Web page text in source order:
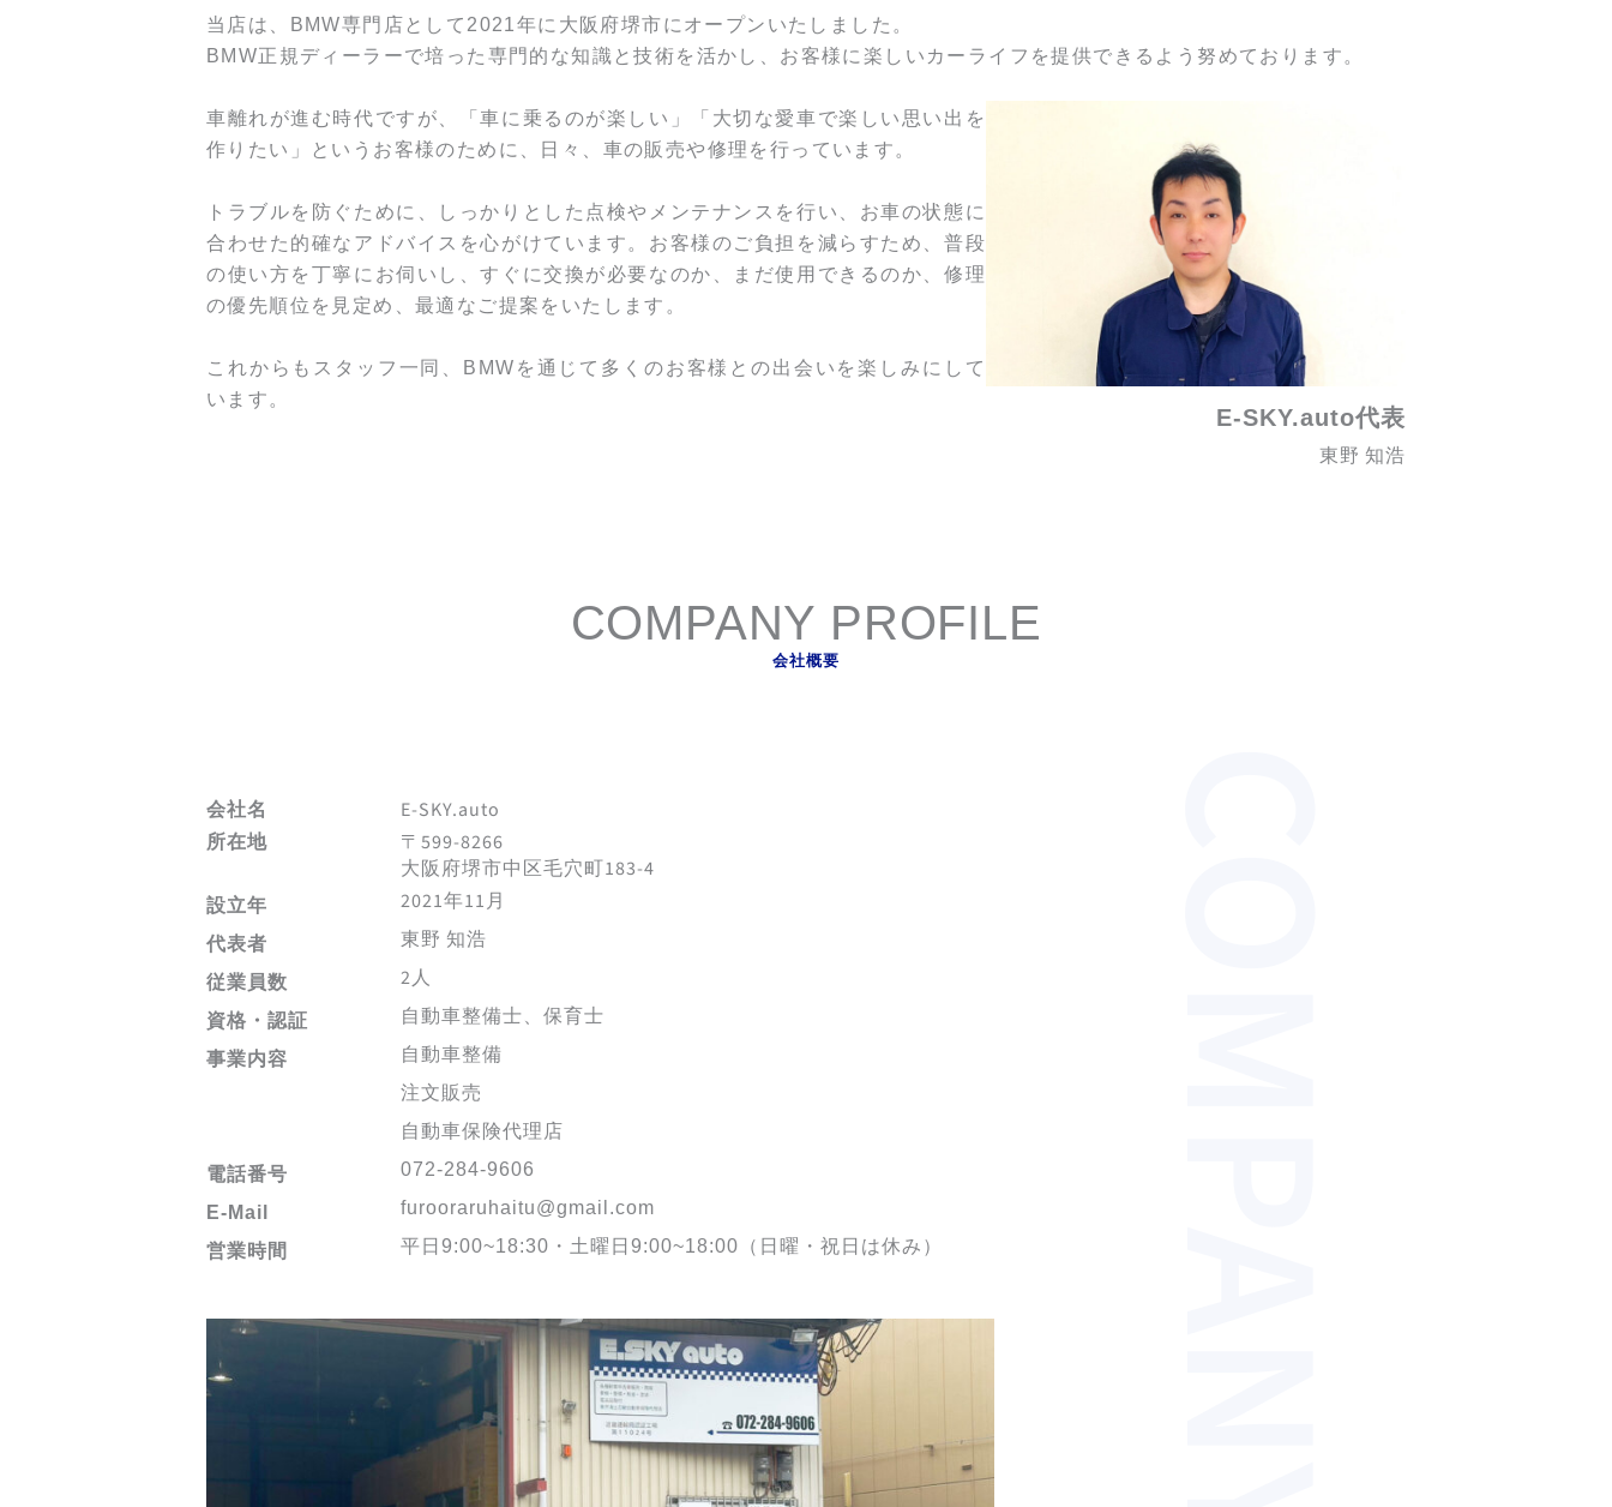
当店は、 BMW専門店として2021年に大阪府堺市にオープンいたしました。
BMW正規ディーラーで培った専門的な知識と技術を活かし、お客様に楽しいカーライフを提供できるよう努めております。
車離れが進む時代ですが、「車に乗るのが楽しい」「大切な愛車で楽しい思い出を
作りたい」というお客様のために、日々、車の販売や修理を行っています。
トラブルを防ぐために、しっかりとした点検やメンテナンスを行い、お車の状態に
合わせた的確なアドバイスを心がけています。お客様のご負担を減らすため、普段
の使い方を丁寧にお伺いし、すぐに交換が必要なのか、まだ使用できるのか、修理
の優先順位を見定め、最適なご提案をいたします。
これからもスタッフ一同、 BMW を通じて多くのお客様との出会いを楽しみにして
います。
E-SKY.auto代表
東野 知浩
COMPANY PROFILE
会社概要
会社名
所在地
設立年
代表者
従業員数
資格・認証
事業内容
電話番号
E-Mail
営業時間
E-SKY.auto
〒599-8266
大阪府堺市中区毛穴町183-4
2021年11月
東野 知浩
2人
自動車整備士、保育士
自動車整備
注文販売
自動車保険代理店
072-284-9606
furooraruhaitu@gmail.com
平日 9:00~18:30 ・土曜日 9:00~18:00（日曜・祝日は休み）